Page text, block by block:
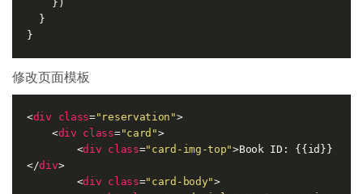
修改页面模板
<div class="reservation">
<div class="card">
<div class="card-img-top">Book ID: {{id}}
</div>
<div class="card-body">